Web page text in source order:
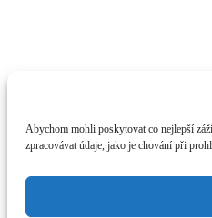
Abychom mohli poskytovat co nejlepší
zpracovávat údaje, jako je chování při